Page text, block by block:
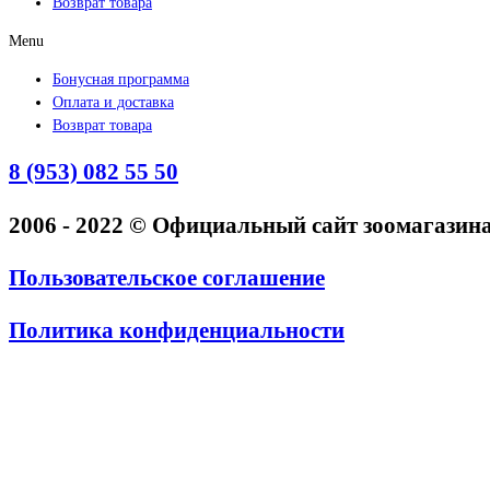
Menu
Бонусная программа
Оплата и доставка
Возврат товара
8 (953) 082 55 50
2006 - 2022 © Официальный сайт
Пользовательское соглашение
Политика конфиденциальности